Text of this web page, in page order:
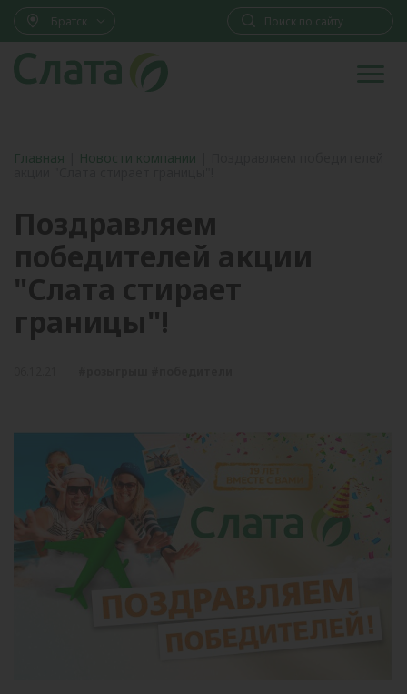
Братск
Главная Новости компании
Поздравляем
победителей акции
"Слата стирает
границы"!